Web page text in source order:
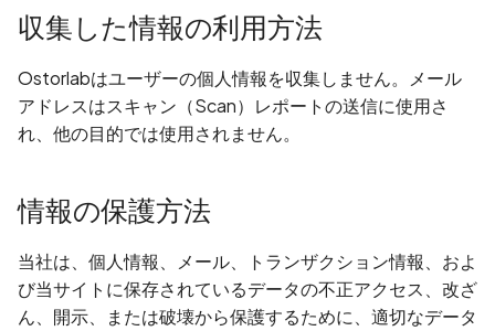
ャン
内部Webアプリのスキャ
App Usage Data
Not Disclosed in Privacy
Policy
Application code not
obfuscated
App Usage Data
Not Disclosed in Privacy
Policy
Application code not
obfuscated
App Usage Data
Not Disclosed in Privacy
Policy
Application code not
obfuscated
App Usage Data
Not Disclosed in Privacy
Policy
Application code not
obfuscated
収集した情報の利用方法
Ostorlabはユーザーの個人情報を収集しません。メール
アドレスはスキャン（Scan）レポートの送信に使用さ
れ、他の目的では使用されません。
情報の保護方法
当社は、個人情報、メール、トランザクション情報、およ
び当サイトに保存されているデータの不正アクセス、改ざ
ん、開示、または破壊から保護するために、適切なデータ